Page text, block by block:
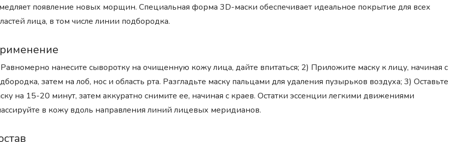
появление новых морщин. Специальная форма 3D-маски обеспечивает идеальное покрытие для всех
лица, в том числе линии подбородка.
нанесите сыворотку на очищенную кожу лица, дайте впитаться; 2) Приложите маску к лицу, начиная с
затем на лоб, нос и область рта. Разгладьте маску пальцами для удаления пузырьков воздуха; 3) Оставьте
на 15-20 минут, затем аккуратно снимите ее, начиная с краев. Остатки эссенции легкими движениями
в кожу вдоль направления линий лицевых меридианов.